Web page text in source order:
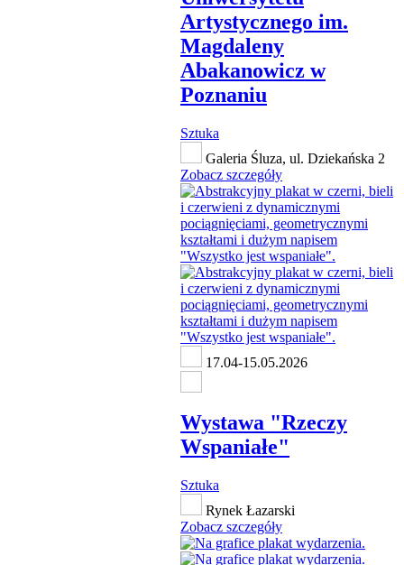
Artystycznego im.
Magdaleny
Abakanowicz w
Poznaniu
Sztuka
Galeria Śluza, ul. Dziekańska 2
Zobacz szczegóły
17.04-15.05.2026
Wystawa "Rzeczy
Wspaniałe"
Sztuka
Rynek Łazarski
Zobacz szczegóły